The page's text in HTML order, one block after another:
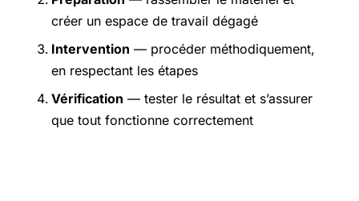
créer un espace de travail dégagé
Intervention — procéder méthodiquement,
en respectant les étapes
Vérification — tester le résultat et s’assurer
que tout fonctionne correctement